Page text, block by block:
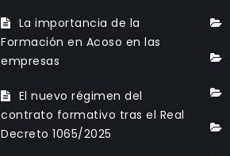
La importancia de la
Formación en Acoso en las
empresas
El nuevo régimen del
contrato formativo tras el Real
Decreto 1065/2025